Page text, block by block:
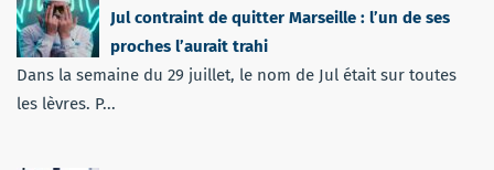
Jul contraint de quitter Marseille : l’un de ses
proches l’aurait trahi
Dans la semaine du 29 juillet, le nom de Jul était sur toutes
les lèvres. P...